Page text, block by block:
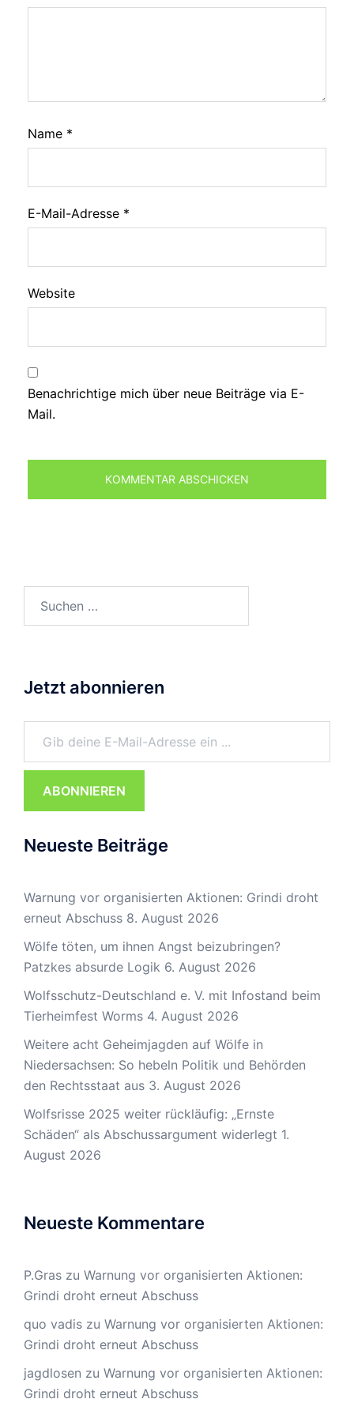
Name *
E-Mail-Adresse *
Website
Benachrichtige mich über neue Beiträge via E-
Mail.
Jetzt abonnieren
Gib deine E-Mail-Adresse ein ...
ABONNIEREN
Neueste Beiträge
Warnung vor organisierten Aktionen: Grindi droht
erneut Abschuss 8. August 2026
Wölfe töten, um ihnen Angst beizubringen?
Patzkes absurde Logik 6. August 2026
Wolfsschutz-Deutschland e. V. mit Infostand beim
Tierheimfest Worms 4. August 2026
Weitere acht Geheimjagden auf Wölfe in
Niedersachsen: So hebeln Politik und Behörden
den Rechtsstaat aus 3. August 2026
Wolfsrisse 2025 weiter rückläufig: „Ernste
Schäden“ als Abschussargument widerlegt 1.
August 2026
Neueste Kommentare
P.Gras zu Warnung vor organisierten Aktionen:
Grindi droht erneut Abschuss
quo vadis zu Warnung vor organisierten Aktionen:
Grindi droht erneut Abschuss
jagdlosen zu Warnung vor organisierten Aktionen:
Grindi droht erneut Abschuss